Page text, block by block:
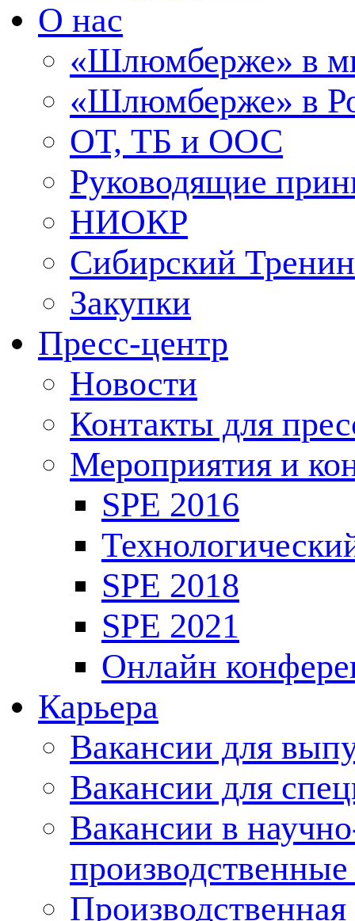
О нас
«Шлюмберже» в
«Шлюмберже» в
ОТ, ТБ и ООС
Руководящие
НИОКР
Сибирский
Закупки
Пресс-центр
Новости
Контакты для
Мероприятия и
SPE 2016
SPE 2018
SPE 2021
Онлайн
Карьера
Вакансии для
Вакансии для
Вакансии в
Производственная